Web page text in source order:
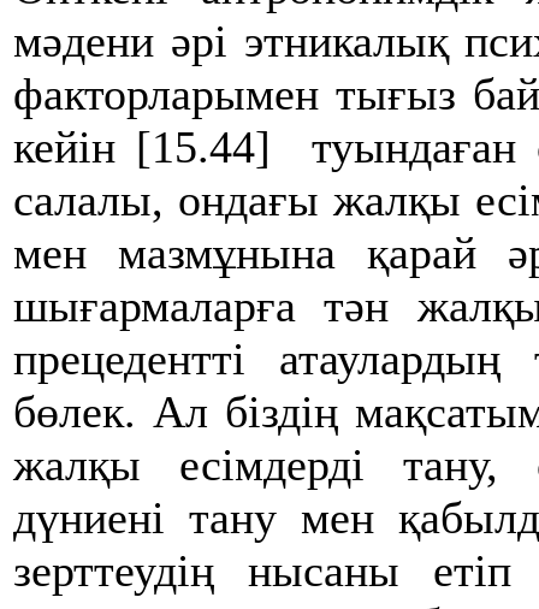
мәдени әрі этникалық
факторларымен тығыз
кейін [15.44] туындаған
салалы, ондағы жалқы
мен мазмұнына қарай
шығармаларға тән
прецедентті
бөлек. Ал біздің
жалқы есімдерді
дүниені тану мен
зерттеудің нысаны